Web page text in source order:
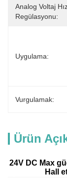
Analog Voltaj
Regülasyonu:
Uygulama:
Vurgulamak:
Ürün
24V DC Max
Hall